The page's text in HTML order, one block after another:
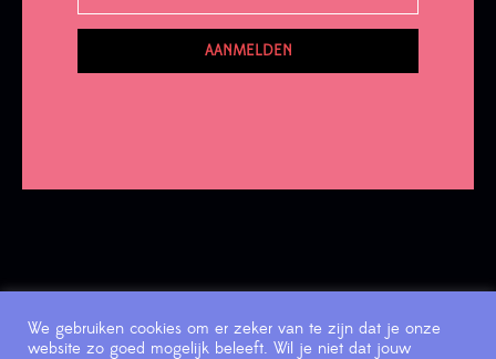
We gebruiken cookies om er zeker van te zijn dat je onze
website zo goed mogelijk beleeft. Wil je niet dat jouw